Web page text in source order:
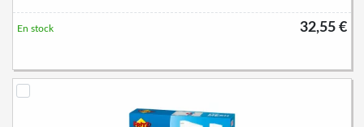
32,55 €
En stock